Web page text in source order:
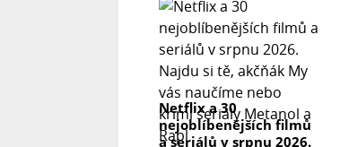
Netflix a 30
nejoblíbenějších filmů
a seriálů v srpnu 2026.